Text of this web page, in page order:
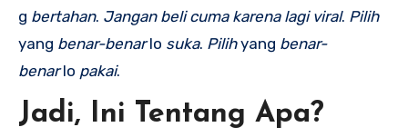
g bertahan. Jangan beli cuma karena lagi viral. Pilih
yang benar-benarlo suka. Pilihyang benar-
benarlo pakai.
Jadi, Ini Tentang Apa?